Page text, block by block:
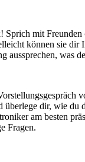
Sprich mit Freunden
können sie dir
aussprechen, was
überlege dir, wie du
am besten
Fragen.